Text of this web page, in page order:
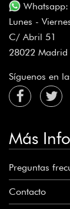
Lunes -
C/ Abril 51
28022 Madrid
Síguenos en
Más
Preguntas
Contacto